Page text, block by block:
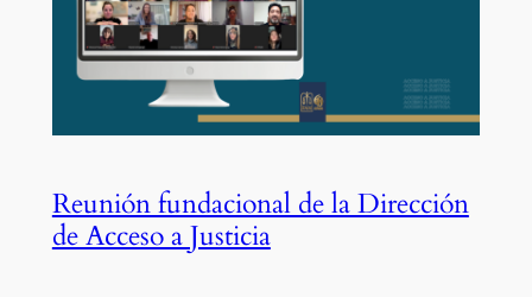
Reunión fundacional de la Dirección
de Acceso a Justicia